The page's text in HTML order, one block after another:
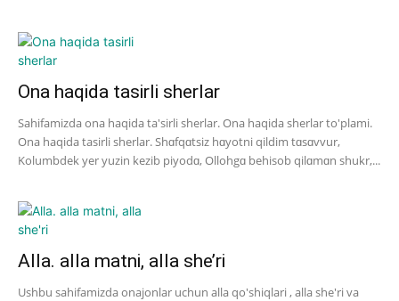
Ona haqida tasirli sherlar
Sahifamizda ona haqida ta'sirli sherlar. Ona haqida sherlar to'plami.
Ona haqida tasirli sherlar. Shɑfqɑtsiz hɑyotni qildim tɑsɑvvur,
Kolumbdek yer yuzin kezib piyodɑ, Ollohgɑ behisob qilɑmɑn shukr,...
Alla. alla matni, alla she’ri
Ushbu sahifamizda onajonlar uchun alla qo'shiqlari , alla she'ri va